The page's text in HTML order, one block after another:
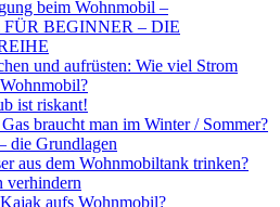
beim Wohnmobil –
BEGINNER – DIE
und aufrüsten: Wie viel Strom
ist riskant!
braucht man im Winter / Sommer?
die Grundlagen
aus dem Wohnmobiltank trinken?
verhindern
aufs Wohnmobil?